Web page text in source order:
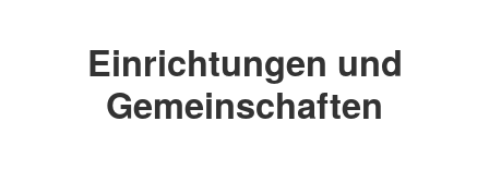
Einrichtungen und
Gemeinschaften